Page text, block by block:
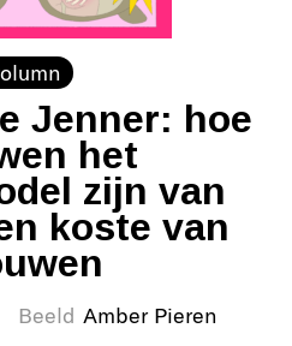
Jenner: hoe
het
zijn van
koste van
Beeld Amber Pieren